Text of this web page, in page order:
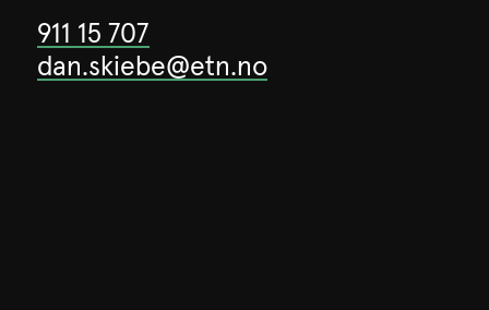
911 15 707
dan.skiebe@etn.no